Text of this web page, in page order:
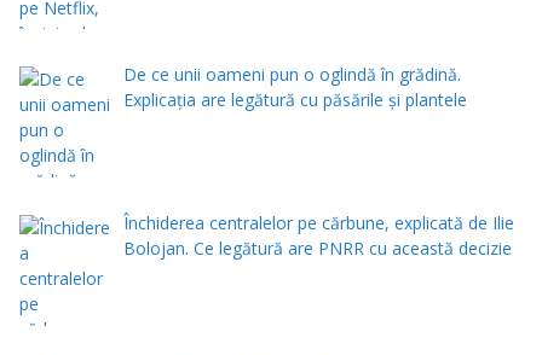
De ce unii oameni pun o oglindă în grădină.
Explicația are legătură cu păsările și plantele
Închiderea centralelor pe cărbune, explicată de Ilie
Bolojan. Ce legătură are PNRR cu această decizie